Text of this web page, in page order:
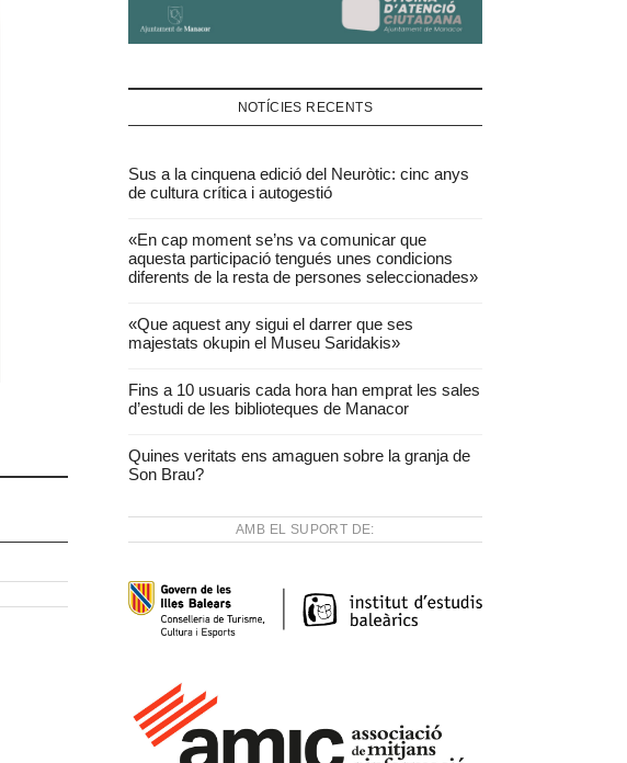
NOTÍCIES RECENTS
Sus a la cinquena edició del Neuròtic: cinc anys
de cultura crítica i autogestió
«En cap moment se’ns va comunicar que
aquesta participació tengués unes condicions
diferents de la resta de persones seleccionades»
«Que aquest any sigui el darrer que ses
majestats okupin el Museu Saridakis»
Fins a 10 usuaris cada hora han emprat les sales
d’estudi de les biblioteques de Manacor
Quines veritats ens amaguen sobre la granja de
Son Brau?
AMB EL SUPORT DE: